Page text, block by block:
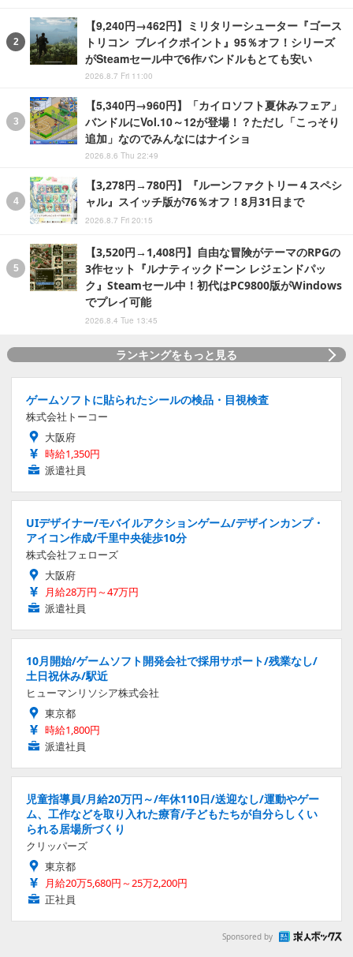
【9,240円→462円】ミリタリーシューター『ゴース
トリコン ブレイクポイント』95％オフ！シリーズ
がSteamセール中で6作バンドルもとても安い
2026.8.7 Fri 11:00
【5,340円→960円】「カイロソフト夏休みフェア」
バンドルにVol.10～12が登場！？ただし「こっそり
追加」なのでみんなにはナイショ
2026.8.6 Thu 22:49
【3,278円→780円】『ルーンファクトリー４スペシ
ャル』スイッチ版が76％オフ！8月31日まで
2026.8.7 Fri 20:15
【3,520円→1,408円】自由な冒険がテーマのRPGの
3作セット『ルナティックドーン レジェンドパッ
ク』Steamセール中！初代はPC9800版がWindows
でプレイ可能
2026.8.4 Tue 13:45
ランキングをもっと見る
ゲームソフトに貼られたシールの検品・目視検査
株式会社トーコー
大阪府
時給1,350円
派遣社員
UIデザイナー/モバイルアクションゲーム/デザインカンプ・
アイコン作成/千里中央徒歩10分
株式会社フェローズ
大阪府
月給28万円～47万円
派遣社員
10月開始/ゲームソフト開発会社で採用サポート/残業なし/
土日祝休み/駅近
ヒューマンリソシア株式会社
東京都
時給1,800円
派遣社員
児童指導員/月給20万円～/年休110日/送迎なし/運動やゲー
ム、工作などを取り入れた療育/子どもたちが自分らしくい
られる居場所づくり
クリッパーズ
東京都
月給20万5,680円～25万2,200円
正社員
Sponsored by